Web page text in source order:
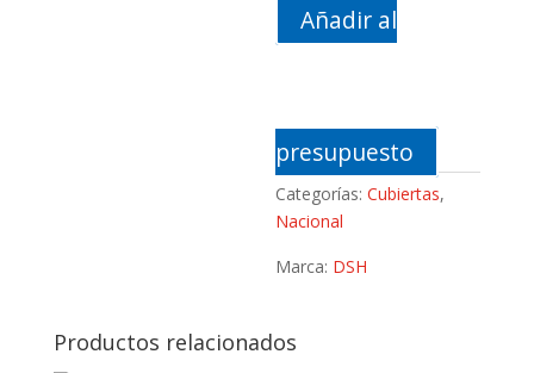
Añadir al
presupuesto
Categorías:Cubiertas,
Nacional
Marca: DSH
Productos relacionados